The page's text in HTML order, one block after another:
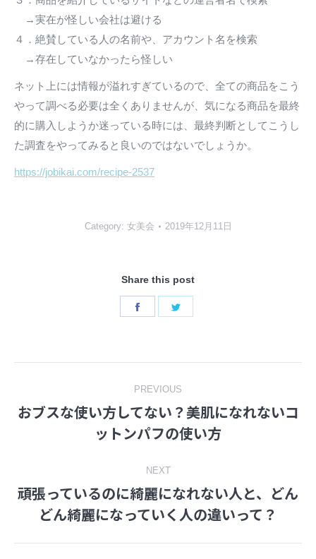
→実在が怪しい会社は避ける
４．絶賛している人の名前や、アカウント名を検索
→存在していなかったら怪しい
ネット上には情報が溢れすぎているので、全ての商品をこう
やって調べる必要は全くありませんが、気になる商品を最終
的に購入しようか迷っている時には、最終判断としてこうし
た調査をやってみると良いのではないでしょうか。
https://jobikai.com/recipe-2537
Category: 女美会 2019年12月11日
Share this post
Share
navigation
PREVIOUS
Previous
post:
おブスな使い方してない？美肌になれないコ
ットンパフの使い方
NEXT
Next
post:
頑張っているのに綺麗になれない人と、どん
どん綺麗になっていく人の違いって？